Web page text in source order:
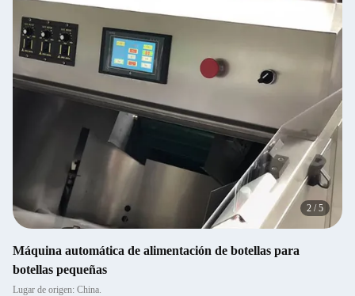
2 /5
Máquina automática de alimentación de botellas para
botellas pequeñas
Lugar de origen: China.